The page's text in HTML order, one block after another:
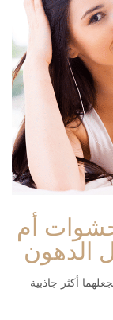
أم
الدهون
أكثر جاذبية